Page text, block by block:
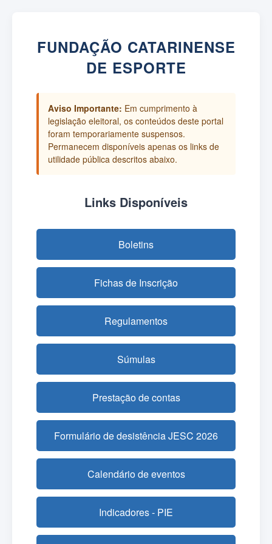
FUNDAÇÃO CATARINENSE
DE ESPORTE
Aviso Importante: Em cumprimento à
legislação eleitoral, os conteúdos deste portal
foram temporariamente suspensos.
Permanecem disponíveis apenas os links de
utilidade pública descritos abaixo.
Links Disponíveis
Boletins
Fichas de Inscrição
Regulamentos
Súmulas
Prestação de contas
Formulário de desistência JESC 2026
Calendário de eventos
Indicadores - PIE